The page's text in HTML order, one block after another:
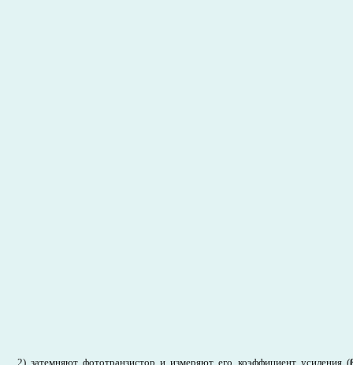
2) затемняют фототранзистор и измеряют его коэффициент усиления (